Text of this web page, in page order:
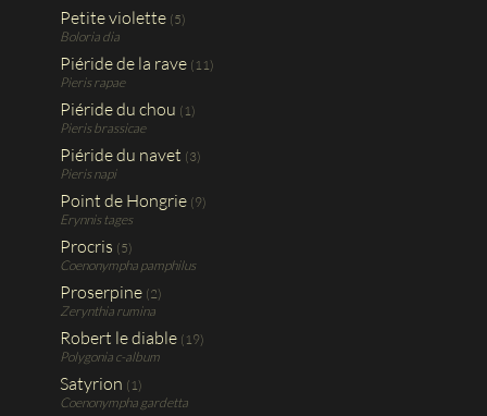
Petite violette (5)
Boloria dia
Piéride de la rave (11)
Pieris rapae
Piéride du chou (1)
Pieris brassicae
Piéride du navet (3)
Pieris napi
Point de Hongrie (9)
Erynnis tages
Procris (5)
Coenonympha pamphilus
Proserpine (2)
Zerynthia rumina
Robert le diable (19)
Polygonia c-album
Satyrion (1)
Coenonympha gardetta